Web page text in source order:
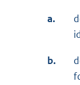
a.
b.